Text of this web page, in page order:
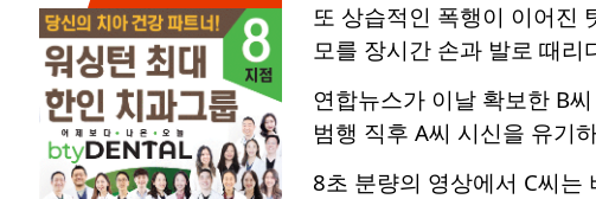
또 상습적인 폭행이 이어진
모를 장시간 손과 발로 때
연합뉴스가 이날 확보한 B
범행 직후 A씨 시신을 유기
8초 분량의 영상에서 C씨는